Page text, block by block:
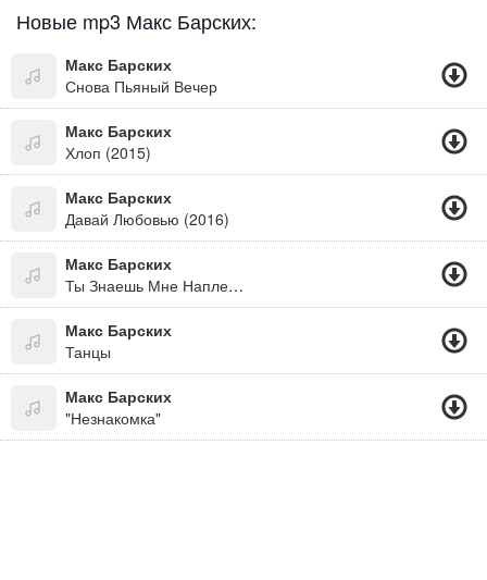
Новые mp3 Макс Барских:
Макс Барских
Снова Пьяный Вечер
Макс Барских
Хлоп (2015)
Макс Барских
Давай Любовью (2016)
Макс Барских
Ты Знаешь Мне Наплевать, Где Ты И С Кем..
Макс Барских
Танцы
Макс Барских
"Незнакомка"